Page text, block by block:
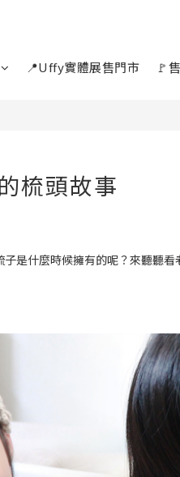
📍Uffy實體展售門市 🚩
梳頭故事
是什麼時候擁有的呢？來聽聽